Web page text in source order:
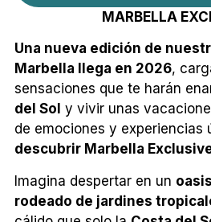
MARBELLA
Una nueva edición de
Marbella llega en 2026,
sensaciones que te harán
del Sol y vivir unas
de emociones y experiencias
descubrir Marbella
Imagina despertar en un
rodeado de jardines